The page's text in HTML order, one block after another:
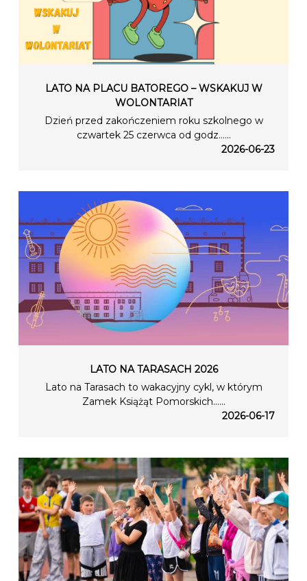
LATO NA PLACU BATOREGO – WSKAKUJ W
WOLONTARIAT
Dzień przed zakończeniem roku szkolnego w
czwartek 25 czerwca od godz…...
2026-06-23
LATO NA TARASACH 2026
Lato na Tarasach to wakacyjny cykl, w którym
Zamek Książąt Pomorskich…...
2026-06-17